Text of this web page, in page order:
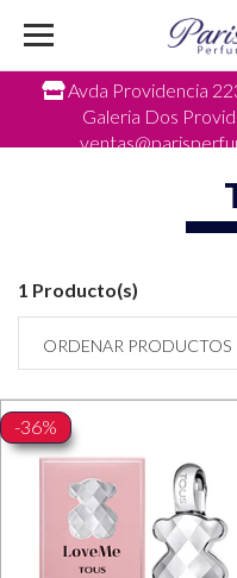
Avda Providencia
Galeria Dos
1 Producto(s)
ORDENAR PRODUCTOS
-36%